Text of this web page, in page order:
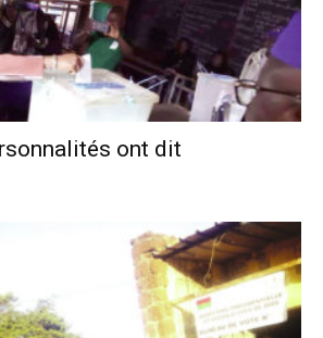
ont dit